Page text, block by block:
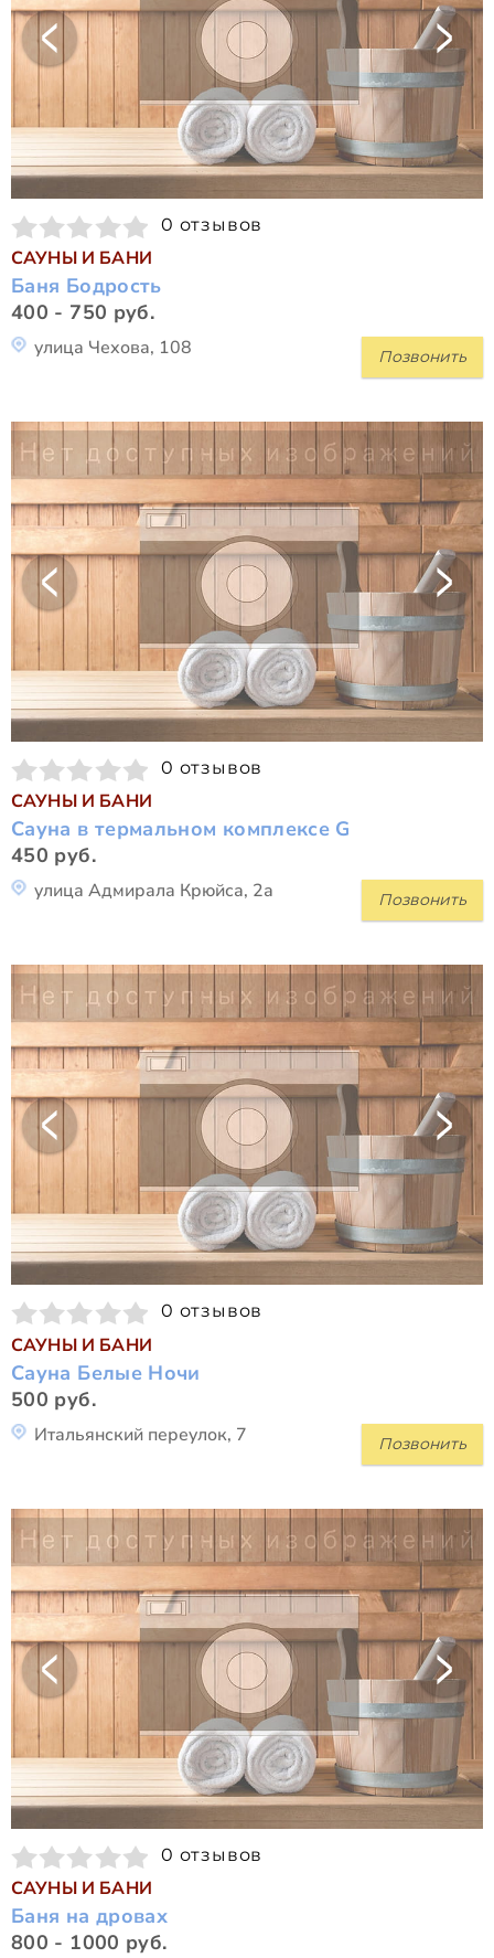
0 отзывов
САУНЫ И БАНИ
Баня Бодрость
400 - 750 руб.
Позвонить
улица Чехова, 108
0 отзывов
САУНЫ И БАНИ
Сауна в термальном комплексе G
450 руб.
Позвонить
улица Адмирала Крюйса, 2а
0 отзывов
САУНЫ И БАНИ
Сауна Белые Ночи
500 руб.
Позвонить
Итальянский переулок, 7
0 отзывов
САУНЫ И БАНИ
Баня на дровах
800 - 1000 руб.